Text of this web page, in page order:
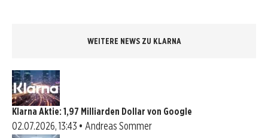
WEITERE NEWS ZU KLARNA
Klarna Aktie: 1,97 Milliarden Dollar von Google
02.07.2026, 13:43 • Andreas Sommer